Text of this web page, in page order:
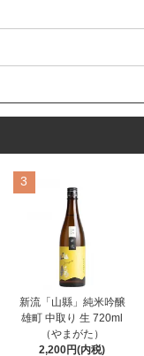
3
新流「山縣」純米吟醸
雄町 中取り 生 720ml
（やまがた）
2,200円(内税)